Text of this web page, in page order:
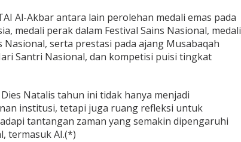
Al-Akbar antara lain perolehan medali emas pada
medali perak dalam Festival Sains Nasional, medali
Nasional, serta prestasi pada ajang Musabaqah
Santri Nasional, dan kompetisi puisi tingkat
Natalis tahun ini tidak hanya menjadi
institusi, tetapi juga ruang refleksi untuk
tantangan zaman yang semakin dipengaruhi
termasuk AI.(*)